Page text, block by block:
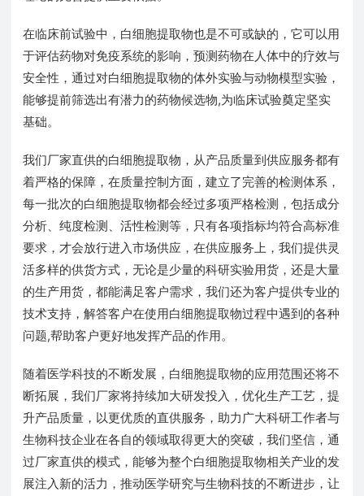
在临床前试验中，白细胞提取物也是不可或缺的，它可以用
于评估药物对免疫系统的影响，预测药物在人体中的疗效与
安全性，通过对白细胞提取物的体外实验与动物模型实验，
能够提前筛选出有潜力的药物候选物,为临床试验奠定坚实
基础。
我们厂家直供的白细胞提取物，从产品质量到供应服务都有
着严格的保障，在质量控制方面，建立了完善的检测体系，
每一批次的白细胞提取物都会经过多项严格检测，包括成分
分析、纯度检测、活性检测等，只有各项指标均符合高标准
要求，才会放行进入市场供应，在供应服务上，我们提供灵
活多样的供货方式，无论是少量的科研实验用货，还是大量
的生产用货，都能满足客户需求，我们还为客户提供专业的
技术支持，解答客户在使用白细胞提取物过程中遇到的各种
问题,帮助客户更好地发挥产品的作用。
随着医学科技的不断发展，白细胞提取物的应用范围还将不
断拓展，我们厂家将持续加大研发投入，优化生产工艺，提
升产品质量，以更优质的直供服务，助力广大科研工作者与
生物科技企业在各自的领域取得更大的突破，我们坚信，通
过厂家直供的模式，能够为整个白细胞提取物相关产业的发
展注入新的活力，推动医学研究与生物科技的不断进步，让